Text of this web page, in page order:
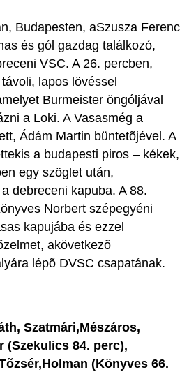
Budapesten, aSzusza Ferenc
és gól gazdag találkozó,
VSC. A 26. percben,
lapos lövéssel
Burmeister öngóljával
a Loki. A Vasasmég a
Ádám Martin büntetõjével. A
a budapesti piros – kékek,
egy szöglet után,
debreceni kapuba. A 88.
Norbert szépegyéni
kapujába és ezzel
akövetkezõ
lépõ DVSC csapatának.
Szatmári,Mészáros,
(Szekulics 84. perc),
(Könyves 66.